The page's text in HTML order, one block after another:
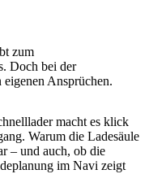
zum
Doch bei der
Ansprüchen.
macht es klick
Warum die Ladesäule
– und auch, ob die
im Navi zeigt